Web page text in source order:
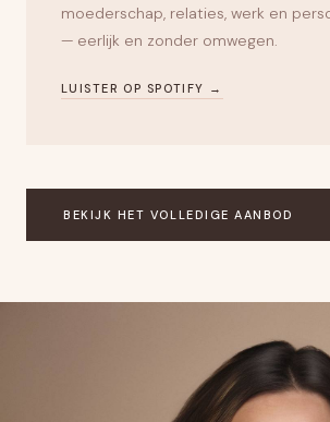
moederschap, relaties, werk en
— eerlijk en zonder omwegen.
LUISTER OP SPOTIFY →
BEKIJK HET VOLLEDIGE AANBOD